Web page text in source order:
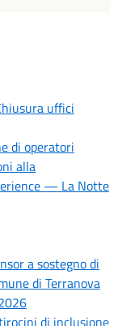
uffici
di operatori
alla
— La Notte
a sostegno di
di Terranova
di inclusione